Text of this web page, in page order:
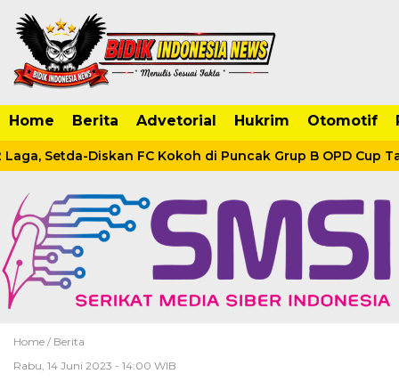
Home Berita Advetorial Hukrim Otomotif
Setda-Diskan FC Kokoh di Puncak Grup B OPD Cup
Home / Berita
Rabu, 14 Juni 2023 - 14:00 WIB